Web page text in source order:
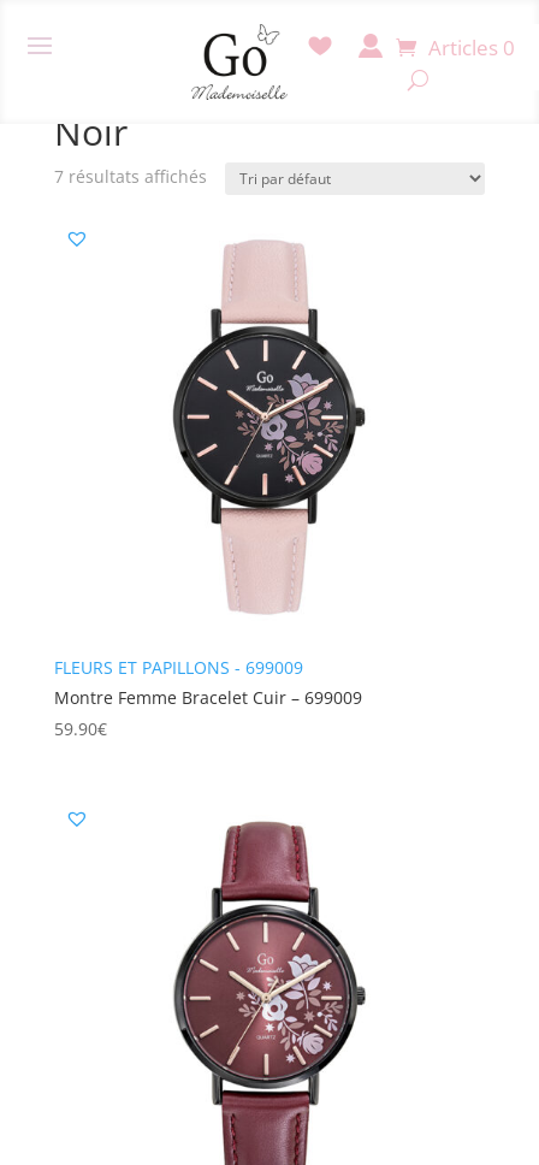
Articles 0
/ Produit Couleur boitier / Noir
Noir
7 résultats affichés
FLEURS ET PAPILLONS - 699009
Montre Femme Bracelet Cuir – 699009
59.90€